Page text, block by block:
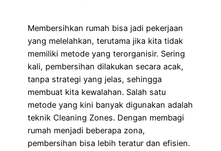
Membersihkan rumah bisa jadi pekerjaan
yang melelahkan, terutama jika kita tidak
memiliki metode yang terorganisir. Sering
kali, pembersihan dilakukan secara acak,
tanpa strategi yang jelas, sehingga
membuat kita kewalahan. Salah satu
metode yang kini banyak digunakan adalah
teknik Cleaning Zones. Dengan membagi
rumah menjadi beberapa zona,
pembersihan bisa lebih teratur dan efisien.